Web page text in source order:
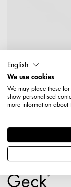
Rohr,
English
We use cookies
We may place these
show personalised
more information about